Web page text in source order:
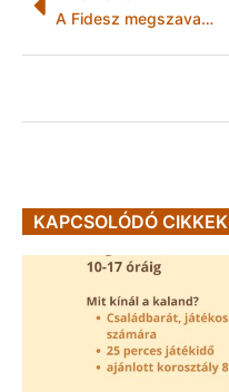
A Fidesz megszavazta: Óvodában fogják felzárkóztatni a szülőket Miskolcon
KAPCSOLÓDÓ CIKKEK